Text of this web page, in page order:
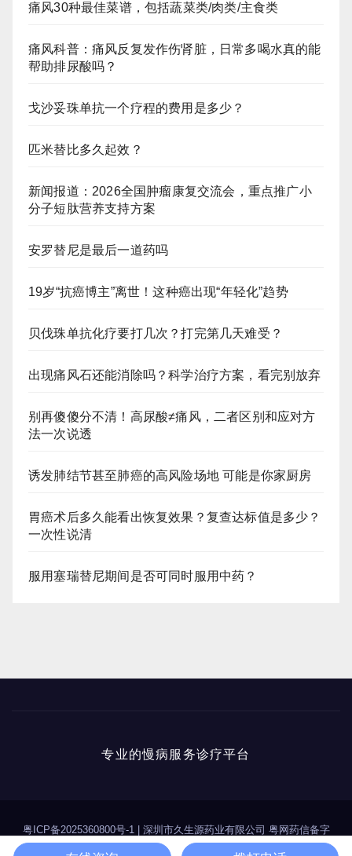
痛风30种最佳菜谱，包括蔬菜类/肉类/主食类
痛风科普：痛风反复发作伤肾脏，日常多喝水真的能
帮助排尿酸吗？
戈沙妥珠单抗一个疗程的费用是多少？
匹米替比多久起效？
新闻报道：2026全国肿瘤康复交流会，重点推广小
分子短肽营养支持方案
安罗替尼是最后一道药吗
19岁“抗癌博主”离世！这种癌出现“年轻化”趋势
贝伐珠单抗化疗要打几次？打完第几天难受？
出现痛风石还能消除吗？科学治疗方案，看完别放弃
别再傻傻分不清！高尿酸≠痛风，二者区别和应对方
法一次说透
诱发肺结节甚至肺癌的高风险场地 可能是你家厨房
胃癌术后多久能看出恢复效果？复查达标值是多少？
一次性说清
服用塞瑞替尼期间是否可同时服用中药？
专业的慢病服务诊疗平台
粤ICP备2025360800号-1
深圳市久生源药业有限公司 粤网药信备字
（2025）第00114号